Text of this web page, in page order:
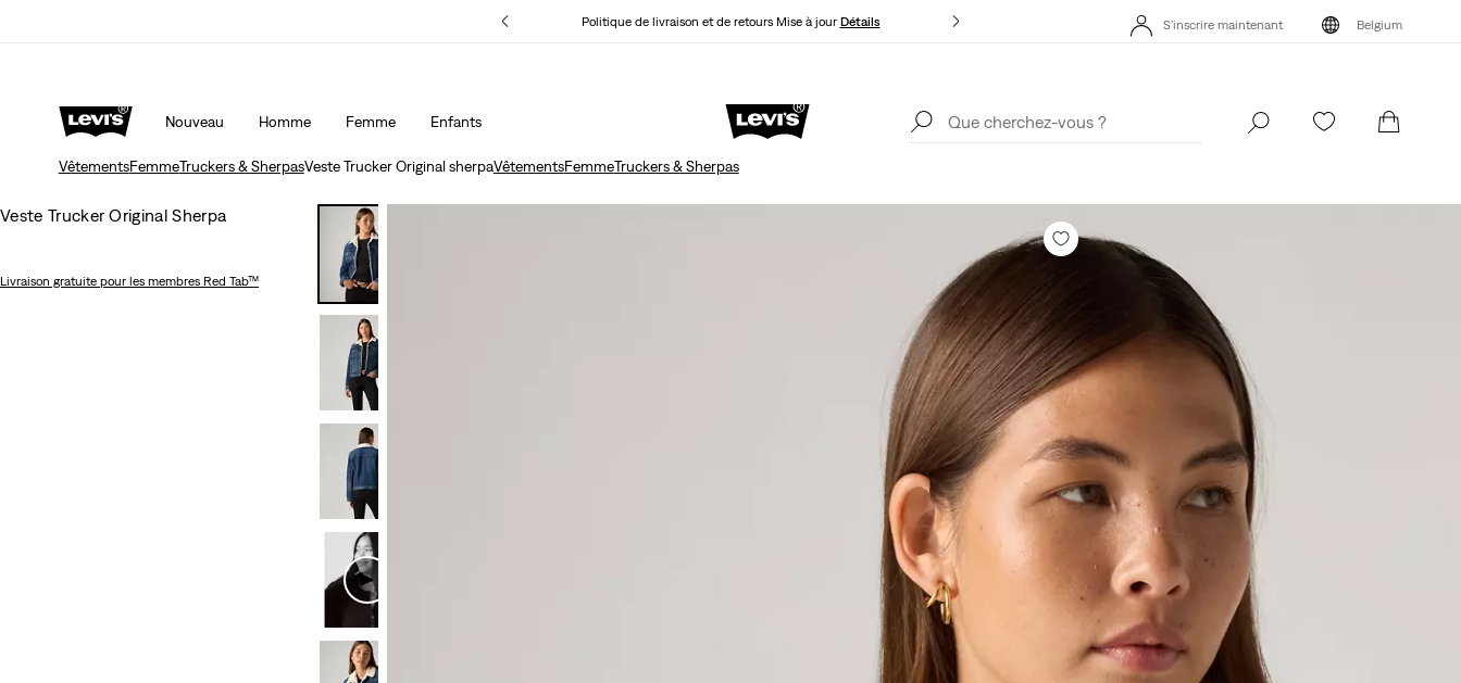
Politique de livraison et de retours Mise à jour Détails
Levi's App. Le meilleur de Levi’s®, sur mesure, spécialement pour vous.
Détails
S'inscrire maintenant Belgium
Nouveau Homme Femme Enfants
Politique de livraison et de retours Mise à jour
Levi's App. Le meilleur de Levi’s®, sur mesure, spécialement pour vous.
S'inscrire maintenant
VêtementsFemmeTruckers & SherpasVeste Trucker Original sherpaVêtementsFemmeTruckers & Sherpas
Veste Trucker Original Sherpa
Livraison gratuite pour les membres Red Tab™